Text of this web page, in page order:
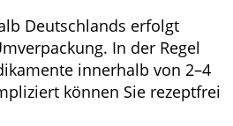
Deutschlands erfolgt
In der Regel
innerhalb von 2–4
können Sie rezeptfrei